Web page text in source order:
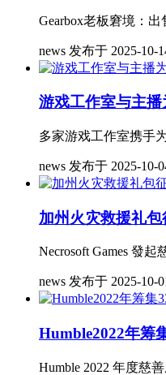
Gearbox老板窘境：
news 发布于 2025-10-
游戏工作室与主
多家游戏工作室携手
news 发布于 2025-10-
加州火灾救援礼
Necrosoft Games 發
news 发布于 2025-10-
Humble2022年筹
Humble 2022 年度慈